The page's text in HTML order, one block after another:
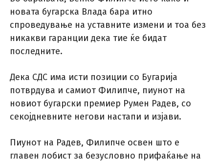
новата бугарска Влада бара итно
спроведување на уставните измени и тоа без
никакви гаранции дека тие ќе бидат
последните.
Дека СДС има исти позиции со Бугарија
потврдува и самиот Филипче, пиунот на
новиот бугарски премиер Румен Радев, со
секојдневните негови настапи и изјави.
Пиунот на Радев, Филипче освен што е
главен лобист за безусловно прифаќање на